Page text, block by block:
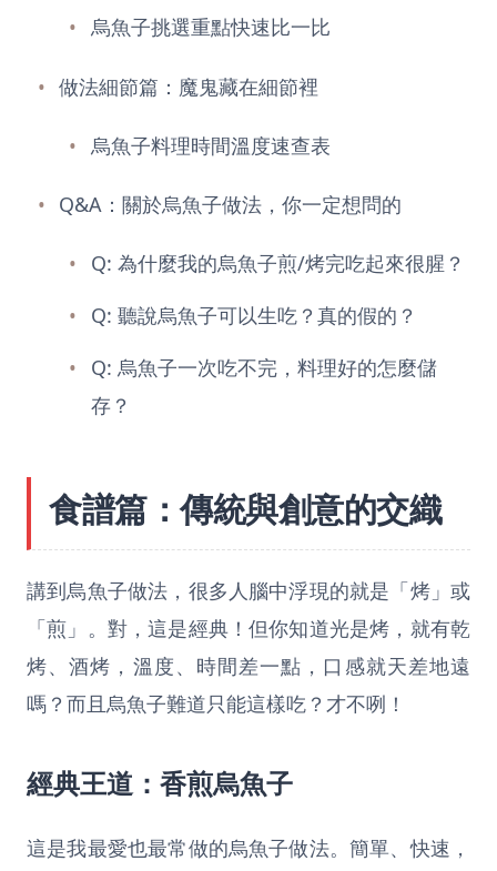
烏魚子挑選重點快速比一比
做法細節篇：魔鬼藏在細節裡
烏魚子料理時間溫度速查表
Q&A：關於烏魚子做法，你一定想問的
Q: 為什麼我的烏魚子煎/烤完吃起來很腥？
Q: 聽說烏魚子可以生吃？真的假的？
Q: 烏魚子一次吃不完，料理好的怎麼儲
存？
食譜篇：傳統與創意的交織
講到烏魚子做法，很多人腦中浮現的就是「烤」或
「煎」。對，這是經典！但你知道光是烤，就有乾
烤、酒烤，溫度、時間差一點，口感就天差地遠
嗎？而且烏魚子難道只能這樣吃？才不咧！
經典王道：香煎烏魚子
這是我最愛也最常做的烏魚子做法。簡單、快速，